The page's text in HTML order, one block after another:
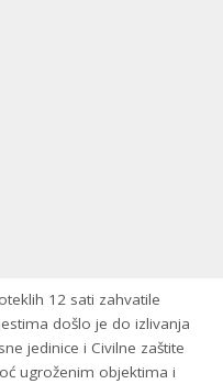
12 sati zahvatile
došlo je do izlivanja
jedinice i Civilne zaštite
ugroženim objektima i